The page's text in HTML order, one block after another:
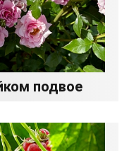
подвое